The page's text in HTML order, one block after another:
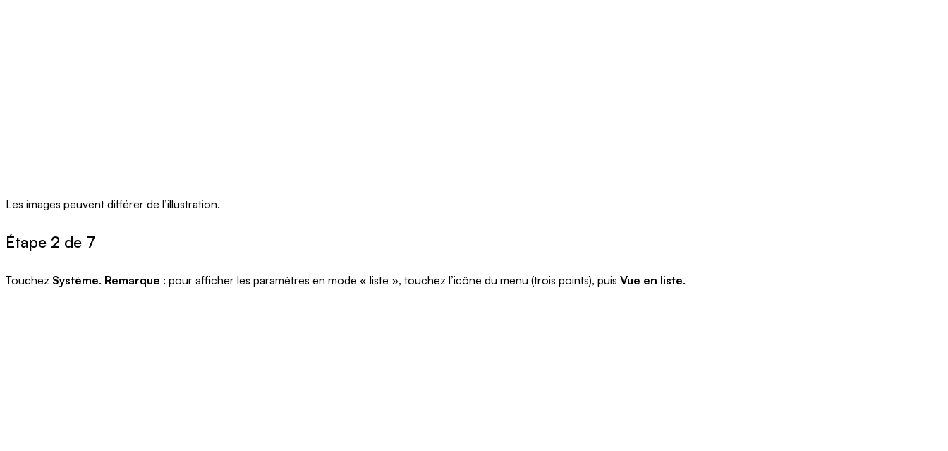
Les images peuvent différer de l’illustration.
Étape 2 de 7
Touchez Système. Remarque : pour afficher les paramètres en mode « liste », touchez l’icône du menu (trois points), puis Vue en liste.